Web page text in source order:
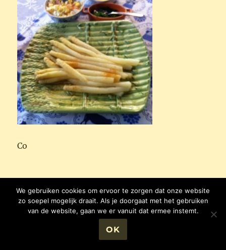
Co
op
hoofdgerecht / vlees
STEAK TARTARE OP Z’N
We gebruiken cookies om ervoor te zorgen dat onze website
zo soepel mogelijk draait. Als je doorgaat met het gebruiken
van de website, gaan we er vanuit dat ermee instemt.
OK